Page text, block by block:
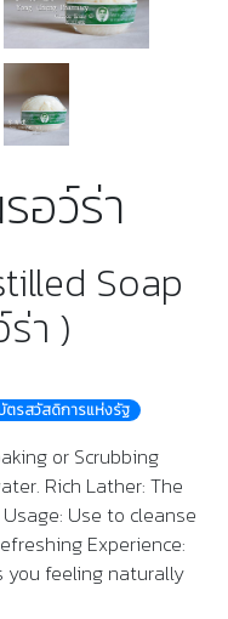
อว์ร่า
Soap
า )
ตรสวัสดิการแห่งรัฐ
or Scrubbing
Rich Lather: The
Use to cleanse
Experience:
you feeling naturally